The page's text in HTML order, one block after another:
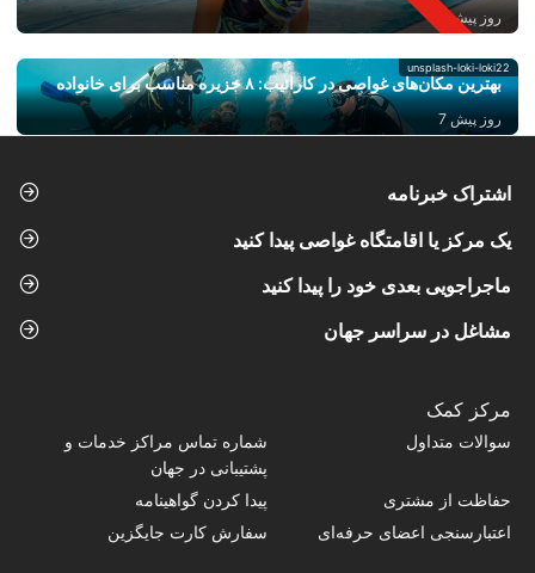
روز پیش 5
unsplash-loki-loki22
بهترین مکان‌های غواصی در کارائیب: ۸ جزیره مناسب برای خانواده
روز پیش 7
اشتراک خبرنامه
یک مرکز یا اقامتگاه غواصی پیدا کنید
ماجراجویی بعدی خود را پیدا کنید
مشاغل در سراسر جهان
مرکز کمک
سوالات متداول
شماره تماس‌ مراکز خدمات و
پشتیبانی در جهان
حفاظت از مشتری
پیدا کردن گواهینامه
اعتبارسنجی اعضای حرفه‌ای
سفارش کارت جایگزین